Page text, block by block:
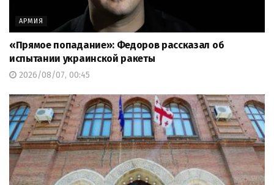
АРМИЯ
«Прямое попадание»: Федоров рассказал об
испытании украинской ракеты
2026/08/07, 00:45